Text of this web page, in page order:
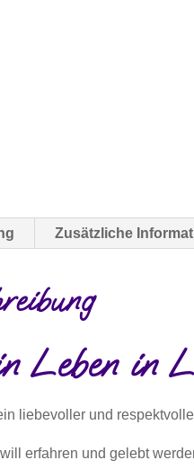
Zusätzliche
Leben in
liebevoller und
erfahren und gelebt